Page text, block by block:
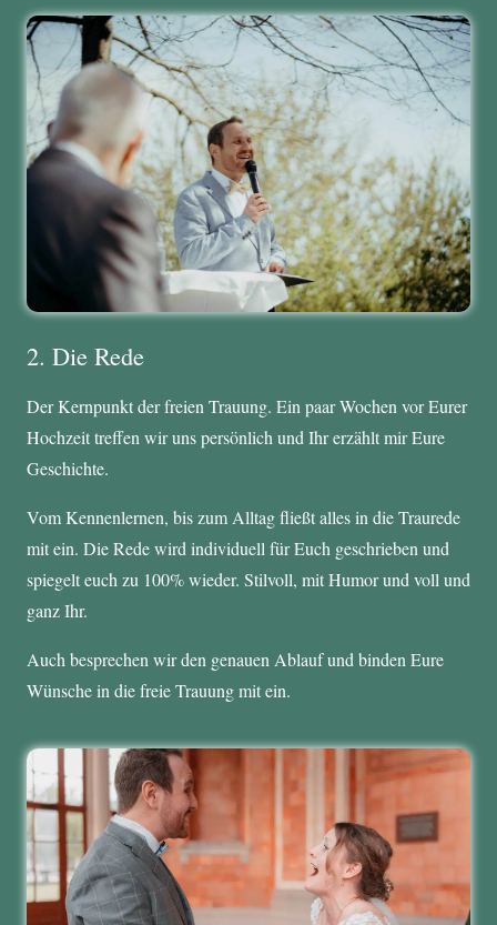
2. Die Rede
Der Kernpunkt der freien Trauung. Ein paar Wochen vor Eurer
Hochzeit treffen wir uns persönlich und Ihr erzählt mir Eure
Geschichte.
Vom Kennenlernen, bis zum Alltag fließt alles in die Traurede
mit ein. Die Rede wird individuell für Euch geschrieben und
spiegelt euch zu 100% wieder. Stilvoll, mit Humor und voll und
ganz Ihr.
Auch besprechen wir den genauen Ablauf und binden Eure
Wünsche in die freie Trauung mit ein.